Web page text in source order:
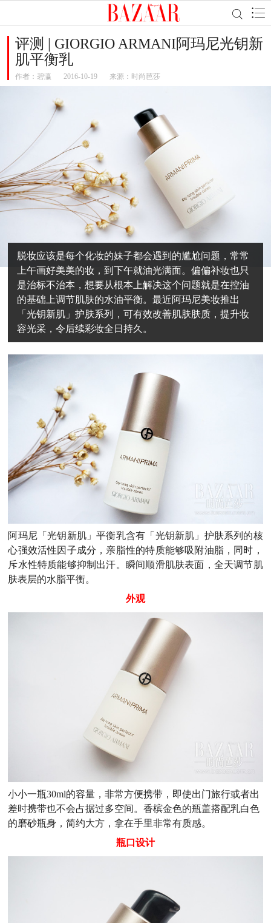
评测 | GIORGIO ARMANI阿玛尼光钥新
肌平衡乳
作者： 碧瀛 2016-10-19 来源：时尚芭莎
脱妆应该是每个化妆的妹子都会遇到的尴尬问题，常常
上午画好美美的妆，到下午就油光满面。偏偏补妆也只
是治标不治本，想要从根本上解决这个问题就是在控油
的基础上调节肌肤的水油平衡。最近阿玛尼美妆推出
「光钥新肌」护肤系列，可有效改善肌肤肤质，提升妆
容光采，令后续彩妆全日持久。
阿玛尼「光钥新肌」平衡乳含有「光钥新肌」护肤系列的核
心强效活性因子成分，亲脂性的特质能够吸附油脂，同时，
斥水性特质能够抑制出汗。瞬间顺滑肌肤表面，全天调节肌
肤表层的水脂平衡。
外观
小小一瓶30ml的容量，非常方便携带，即使出门旅行或者出
差时携带也不会占据过多空间。香槟金色的瓶盖搭配乳白色
的磨砂瓶身，简约大方，拿在手里非常有质感。
瓶口设计